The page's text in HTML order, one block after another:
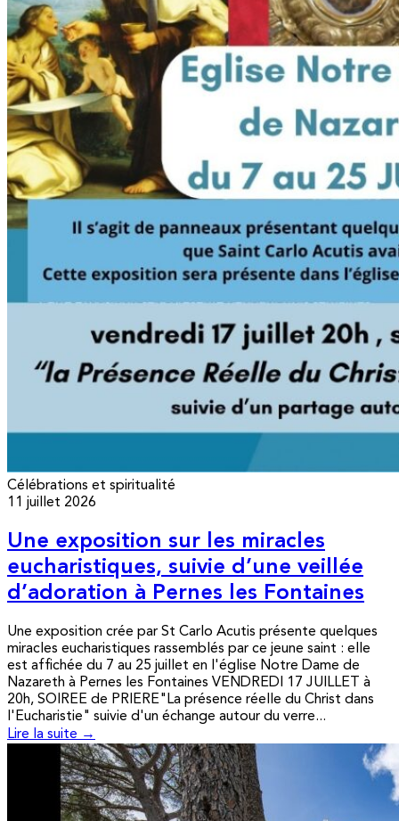
Célébrations et spiritualité
11 juillet 2026
Une exposition sur les miracles
eucharistiques, suivie d’une veillée
d’adoration à Pernes les Fontaines
Une exposition crée par St Carlo Acutis présente quelques
miracles eucharistiques rassemblés par ce jeune saint : elle
est affichée du 7 au 25 juillet en l'église Notre Dame de
Nazareth à Pernes les Fontaines VENDREDI 17 JUILLET à
20h, SOIREE de PRIERE"La présence réelle du Christ dans
l'Eucharistie" suivie d'un échange autour du verre...
Lire la suite →